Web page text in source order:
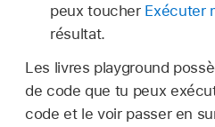
peux toucher Exécuter
résultat.
Les livres playground
de code que tu peux
code et le voir passer en